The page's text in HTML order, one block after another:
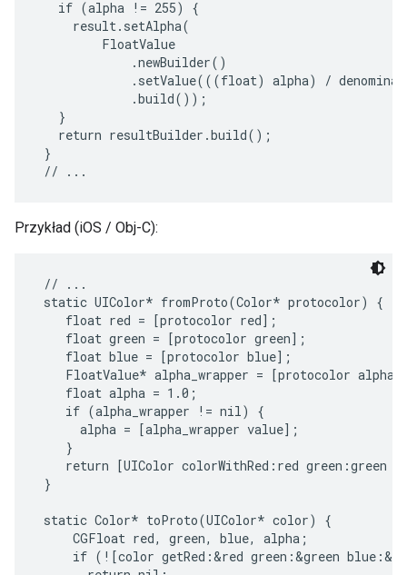
   if (alpha != 255) {
     result.setAlpha(
         FloatValue
             .newBuilder()
.setValue(((float) alpha) /
             .build());
   }
   return resultBuilder.build();
}
Przykład (iOS / Obj-C):
// ...
static UIColor* fromProto(Color* protocolor) {
    float red = [protocolor red];
    float green = [protocolor green];
    float blue = [protocolor blue];
FloatValue* alpha_wrapper = [protocolor
    float alpha = 1.0;
    if (alpha_wrapper != nil) {
      alpha = [alpha_wrapper value];
    }
return [UIColor colorWithRed:red green:green
}
static Color* toProto(UIColor* color) {
     CGFloat red, green, blue, alpha;
if (![color getRed:&red green:&green